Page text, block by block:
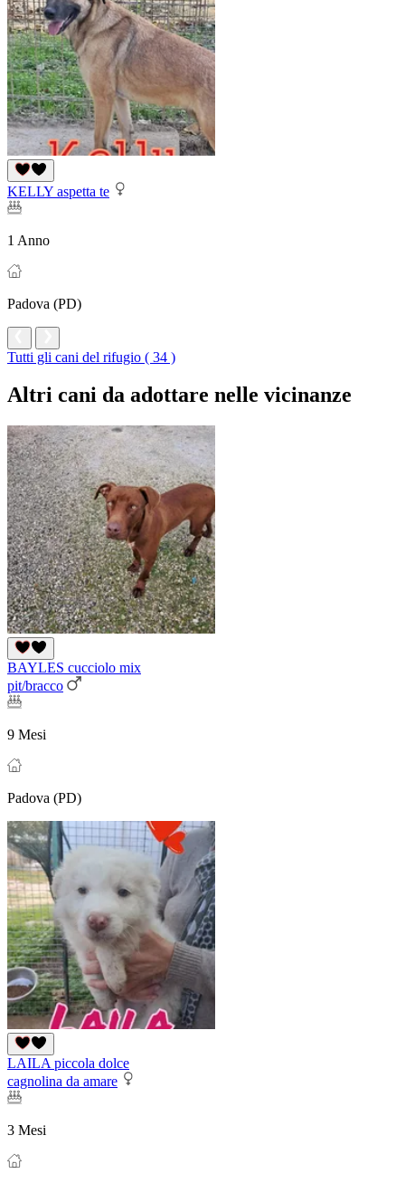
KELLY aspetta te
1 Anno
Padova (PD)
Tutti gli cani del rifugio ( 34 )
Altri cani da adottare nelle vicinanze
BAYLES cucciolo mix
pit/bracco
9 Mesi
Padova (PD)
LAILA piccola dolce
cagnolina da amare
3 Mesi